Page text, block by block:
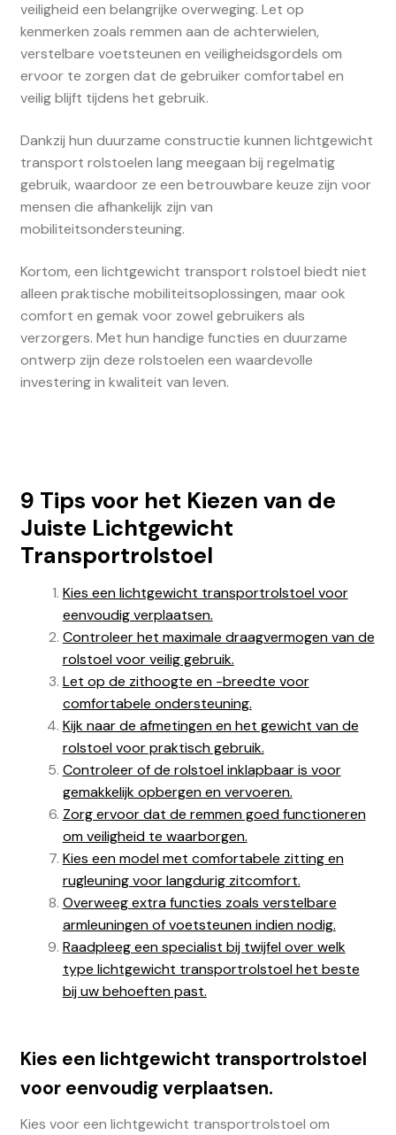
veiligheid een belangrijke overweging. Let op
kenmerken zoals remmen aan de achterwielen,
verstelbare voetsteunen en veiligheidsgordels om
ervoor te zorgen dat de gebruiker comfortabel en
veilig blijft tijdens het gebruik.
Dankzij hun duurzame constructie kunnen lichtgewicht
transport rolstoelen lang meegaan bij regelmatig
gebruik, waardoor ze een betrouwbare keuze zijn voor
mensen die afhankelijk zijn van
mobiliteitsondersteuning.
Kortom, een lichtgewicht transport rolstoel biedt niet
alleen praktische mobiliteitsoplossingen, maar ook
comfort en gemak voor zowel gebruikers als
verzorgers. Met hun handige functies en duurzame
ontwerp zijn deze rolstoelen een waardevolle
investering in kwaliteit van leven.
9 Tips voor het Kiezen van de
Juiste Lichtgewicht
Transportrolstoel
Kies een lichtgewicht transportrolstoel voor
eenvoudig verplaatsen.
Controleer het maximale draagvermogen van de
rolstoel voor veilig gebruik.
Let op de zithoogte en -breedte voor
comfortabele ondersteuning.
Kijk naar de afmetingen en het gewicht van de
rolstoel voor praktisch gebruik.
Controleer of de rolstoel inklapbaar is voor
gemakkelijk opbergen en vervoeren.
Zorg ervoor dat de remmen goed functioneren
om veiligheid te waarborgen.
Kies een model met comfortabele zitting en
rugleuning voor langdurig zitcomfort.
Overweeg extra functies zoals verstelbare
armleuningen of voetsteunen indien nodig.
Raadpleeg een specialist bij twijfel over welk
type lichtgewicht transportrolstoel het beste
bij uw behoeften past.
Kies een lichtgewicht transportrolstoel
voor eenvoudig verplaatsen.
Kies voor een lichtgewicht transportrolstoel om